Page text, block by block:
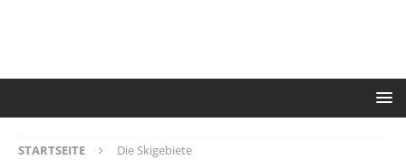
STARTSEITE Die Skigebiete